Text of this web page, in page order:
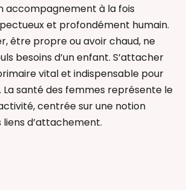
accompagnement à la fois
et profondément humain.
être propre ou avoir chaud, ne
besoins d’un enfant. S’attacher
vital et indispensable pour
La santé des femmes représente le
centrée sur une notion
liens d’attachement.